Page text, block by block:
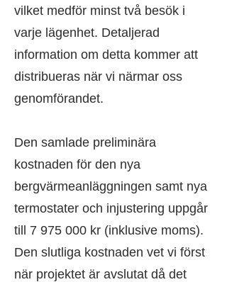
vilket medför minst två besök i
varje lägenhet. Detaljerad
information om detta kommer att
distribueras när vi närmar oss
genomförandet.
Den samlade preliminära
kostnaden för den nya
bergvärmeanläggningen samt nya
termostater och injustering uppgår
till 7 975 000 kr (inklusive moms).
Den slutliga kostnaden vet vi först
när projektet är avslutat då det